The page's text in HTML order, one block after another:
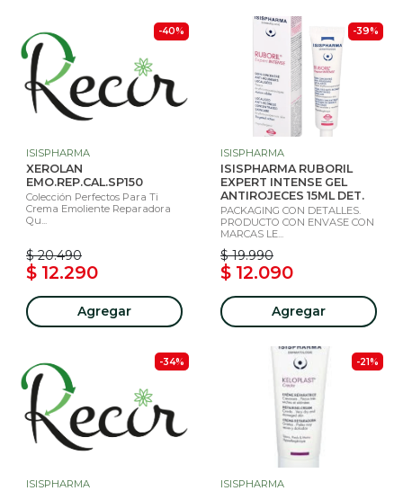
-40%
ISISPHARMA
XEROLAN
EMO.REP.CAL.SP150
Colección Perfectos Para Ti
Crema Emoliente Reparadora
Qu...
$ 20.490
$ 12.290
Agregar
-39%
ISISPHARMA
ISISPHARMA RUBORIL
EXPERT INTENSE GEL
ANTIROJECES 15ML DET.
PACKAGING CON DETALLES.
PRODUCTO CON ENVASE CON
MARCAS LE...
$ 19.990
$ 12.090
Agregar
-34%
ISISPHARMA
-21%
ISISPHARMA